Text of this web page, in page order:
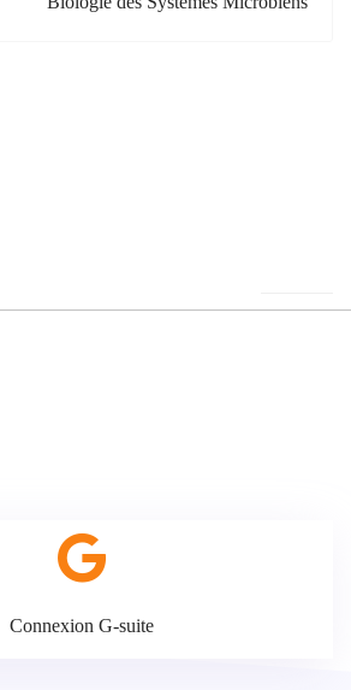
Connexion G-suite